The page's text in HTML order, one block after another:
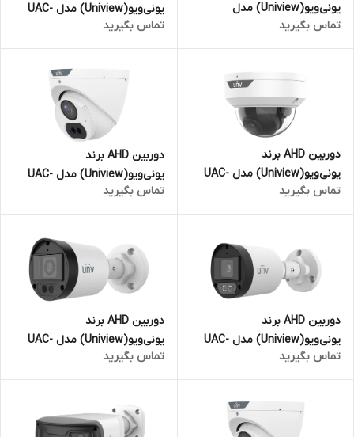
یونی‌ویو(Uniview) مدل
8 مگاپیکسل
تماس بگیرید
یونی‌ویو(Uniview) مدل UAC-
مگاپیکسل
تماس بگیرید
دوربین AHD برند
یونی‌ویو(Uniview) مدل UAC-
D125-AF28M | دام 5 مگاپیکسل
تماس بگیرید
دوربین AHD برند
یونی‌ویو(Uniview) مدل UAC-
مگاپیکسل
تماس بگیرید
دوربین AHD برند
یونی‌ویو(Uniview) مدل UAC-
مگاپیکسل
تماس بگیرید
دوربین AHD برند
یونی‌ویو(Uniview) مدل UAC-
مگاپیکسل
تماس بگیرید